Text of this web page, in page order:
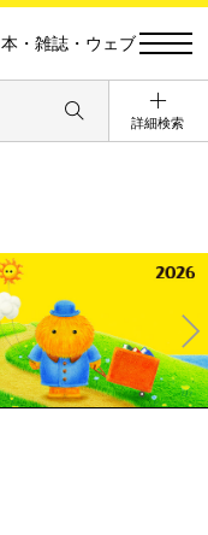
本・雑誌・ウェブ
詳細検索
Ne
xt